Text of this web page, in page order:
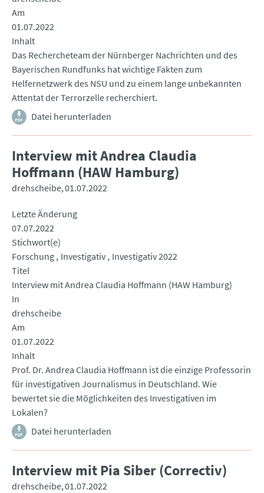
Am
01.07.2022
Inhalt
Das Rechercheteam der Nürnberger Nachrichten und des
Bayerischen Rundfunks hat wichtige Fakten zum
Helfernetzwerk des NSU und zu einem lange unbekannten
Attentat der Terrorzelle recherchiert.
Datei herunterladen
Interview mit Andrea Claudia
Hoffmann (HAW Hamburg)
drehscheibe 01.07.2022
Letzte Änderung
07.07.2022
Stichwort(e)
Forschung Investigativ Investigativ 2022
Titel
Interview mit Andrea Claudia Hoffmann (HAW Hamburg)
In
drehscheibe
Am
01.07.2022
Inhalt
Prof. Dr. Andrea Claudia Hoffmann ist die einzige Professorin
für investigativen Journalismus in Deutschland. Wie
bewertet sie die Möglichkeiten des Investigativen im
Lokalen?
Datei herunterladen
Interview mit Pia Siber (Correctiv)
drehscheibe 01.07.2022